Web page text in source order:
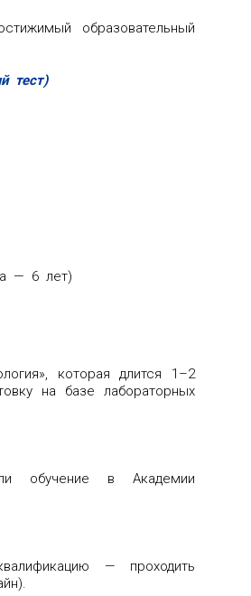
образовательный
тест)
— 6 лет)
которая длится 1–2
на базе лабораторных
обучение в Академии
— проходить